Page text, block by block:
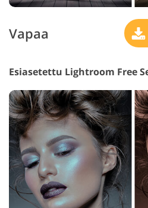
Vapaa
Esiasetettu Lightroom Free